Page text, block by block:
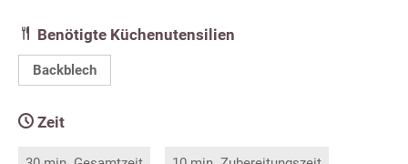
Benötigte Küchenutensilien
Backblech
Zeit